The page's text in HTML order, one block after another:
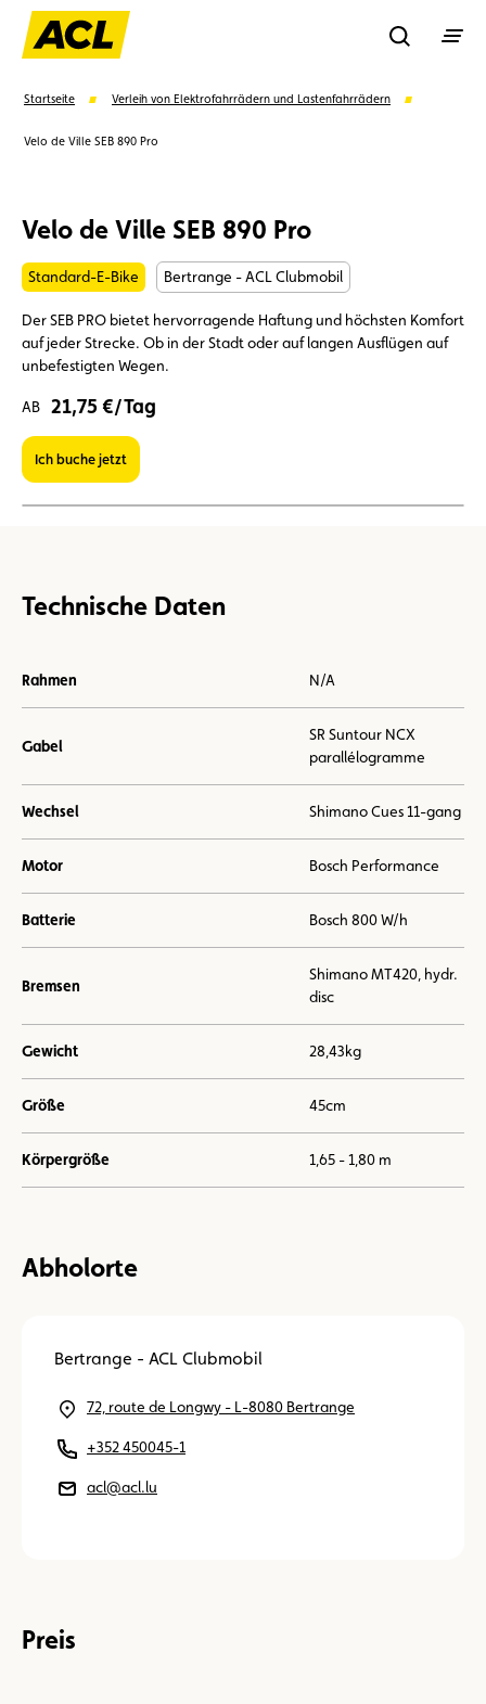
Rechercher
Vorschläge
Mitglied Mitgliedervorteile Vignetten
Umweltplakette Kaufvertrag
Startseite Verleih von Elektrofahrrädern und Lastenfahrrädern
Velo de Ville SEB 890 Pro
Velo de Ville SEB 890 Pro
Standard-E-Bike Bertrange - ACL Clubmobil
Der SEB PRO bietet hervorragende Haftung und höchsten Komfort
auf jeder Strecke. Ob in der Stadt oder auf langen Ausflügen auf
unbefestigten Wegen.
AB 21,75 €/Tag
Ich buche jetzt
Technische Daten
Rahmen N/A
Gabel
SR Suntour NCX
parallélogramme
Wechsel Shimano Cues 11-gang
Motor Bosch Performance
Batterie Bosch 800 W/h
Bremsen
Shimano MT420, hydr.
disc
Gewicht 28,43kg
Größe 45cm
Körpergröße 1,65 - 1,80 m
Abholorte
Bertrange - ACL Clubmobil
72, route de Longwy - L-8080 Bertrange
+352 450045-1
acl@acl.lu
Preis